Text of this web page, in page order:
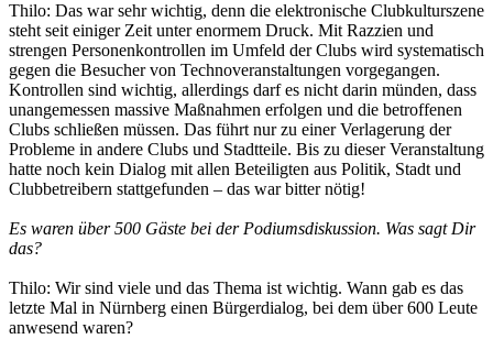
Thilo: Das war sehr wichtig, denn die elektronische Clubkulturszene
steht seit einiger Zeit unter enormem Druck. Mit Razzien und
strengen Personenkontrollen im Umfeld der Clubs wird systematisch
gegen die Besucher von Technoveranstaltungen vorgegangen.
Kontrollen sind wichtig, allerdings darf es nicht darin münden, dass
unangemessen massive Maßnahmen erfolgen und die betroffenen
Clubs schließen müssen. Das führt nur zu einer Verlagerung der
Probleme in andere Clubs und Stadtteile. Bis zu dieser Veranstaltung
hatte noch kein Dialog mit allen Beteiligten aus Politik, Stadt und
Clubbetreibern stattgefunden – das war bitter nötig!
Es waren über 500 Gäste bei der Podiumsdiskussion. Was sagt Dir
das?
Thilo: Wir sind viele und das Thema ist wichtig. Wann gab es das
letzte Mal in Nürnberg einen Bürgerdialog, bei dem über 600 Leute
anwesend waren?